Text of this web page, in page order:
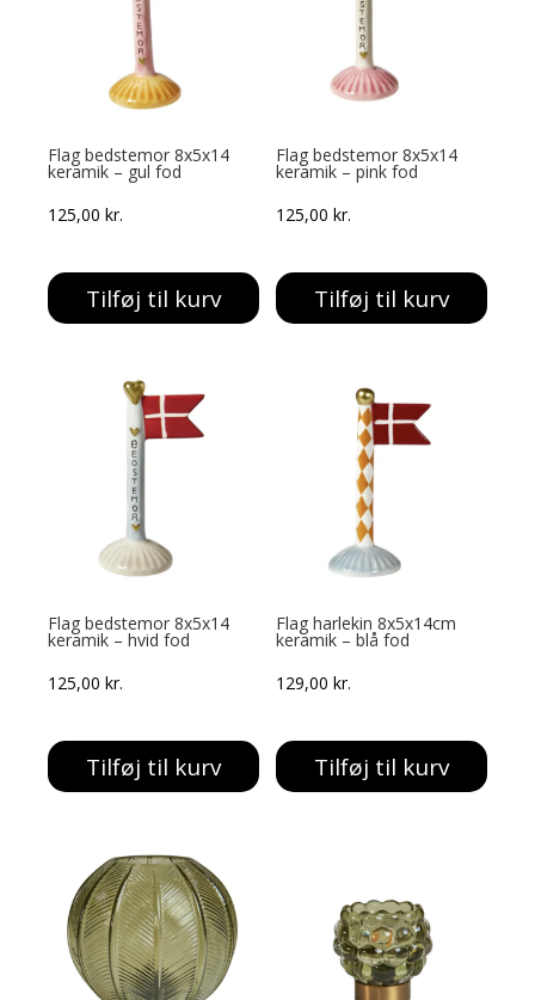
Flag bedstemor 8x5x14
keramik – gul fod
125,00kr.
Tilføj til kurv
Flag bedstemor 8x5x14
keramik – pink fod
125,00kr.
Tilføj til kurv
Flag bedstemor 8x5x14
keramik – hvid fod
125,00kr.
Tilføj til kurv
Flag harlekin 8x5x14cm
keramik – blå fod
129,00kr.
Tilføj til kurv